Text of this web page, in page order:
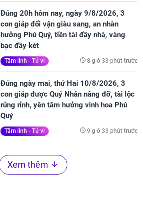
Đúng 20h hôm nay, ngày 9/8/2026, 3
con giáp đổi vận giàu sang, an nhàn
hưởng Phú Quý, tiền tài đầy nhà, vàng
bạc đầy két
Tâm linh - Tử vi 8 giờ 33 phút trước
Đúng ngày mai, thứ Hai 10/8/2026, 3
con giáp được Quý Nhân nâng đỡ, tài lộc
rủng rỉnh, yên tâm hưởng vinh hoa Phú
Quý
Tâm linh - Tử vi 9 giờ 33 phút trước
Xem thêm